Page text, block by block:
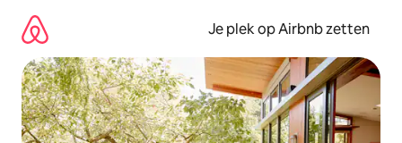
direct
naar
inhoud
Je plek op Airbnb zetten